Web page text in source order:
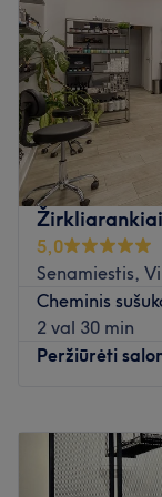
Šeštadienis
Sekmadienis
Kirpimas man
Žirkliarankiai
5,0
Senamiestis,
Cheminis
2 val 30 min
Peržiūrėti
Antradienis
Trečiadienis